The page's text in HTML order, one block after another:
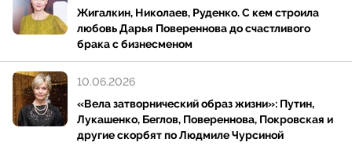
Жигалкин, Николаев, Руденко. С кем строила
любовь Дарья Повереннова до счастливого
брака с бизнесменом
«Вела затворнический образ жизни»: Путин,
Лукашенко, Беглов, Повереннова, Покровская и
другие скорбят по Людмиле Чурсиной
10.06.2026